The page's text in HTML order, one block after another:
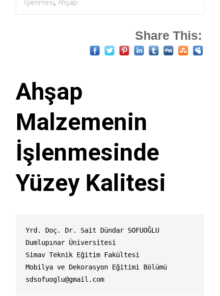
İşlenmesi, Ahşap
Share This:
Ahşap
Malzemenin
İşlenmesinde
Yüzey Kalitesi
Yrd. Doç. Dr. Sait Dündar SOFUOĞLU
Dumlupınar Üniversitesi
Simav Teknik Eğitim Fakültesi
sdsofuoglu@gmail.com